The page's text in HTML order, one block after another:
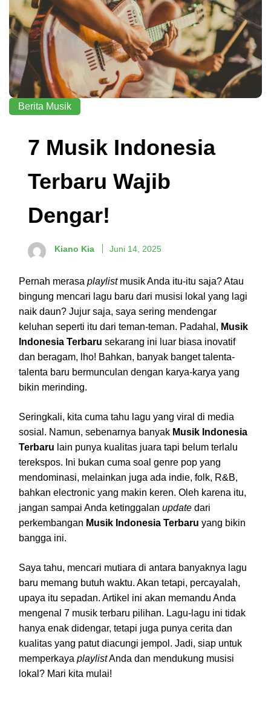
Berita Musik
7 Musik Indonesia
Terbaru Wajib
Dengar!
Kiano Kia Juni 14, 2025
Pernah merasa playlistmusik Anda itu-itu saja? Atau
bingung mencari lagu baru dari musisi lokal yang lagi
naik daun? Jujur saja, saya sering mendengar
keluhan seperti itu dari teman-teman. Padahal, Musik
Indonesia Terbaru sekarang ini luar biasa inovatif
dan beragam, lho! Bahkan, banyak banget talenta-
talenta baru bermunculan dengan karya-karya yang
bikin merinding.
Seringkali, kita cuma tahu lagu yang viral di media
sosial. Namun, sebenarnya banyak Musik Indonesia
Terbaru lain punya kualitas juara tapi belum terlalu
terekspos. Ini bukan cuma soal genre pop yang
mendominasi, melainkan juga ada indie, folk, R&B,
bahkan electronic yang makin keren. Oleh karena itu,
jangan sampai Anda ketinggalan update dari
perkembangan Musik Indonesia Terbaru yang bikin
bangga ini.
Saya tahu, mencari mutiara di antara banyaknya lagu
baru memang butuh waktu. Akan tetapi, percayalah,
upaya itu sepadan. Artikel ini akan memandu Anda
mengenal 7 musik terbaru pilihan. Lagu-lagu ini tidak
hanya enak didengar, tetapi juga punya cerita dan
kualitas yang patut diacungi jempol. Jadi, siap untuk
memperkaya playlistAnda dan mendukung musisi
lokal? Mari kita mulai!